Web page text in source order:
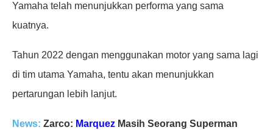
Yamaha telah menunjukkan performa yang sama
kuatnya.
Tahun 2022 dengan menggunakan motor yang sama lagi
di tim utama Yamaha, tentu akan menunjukkan
pertarungan lebih lanjut.
News: Zarco: Marquez Masih Seorang Superman